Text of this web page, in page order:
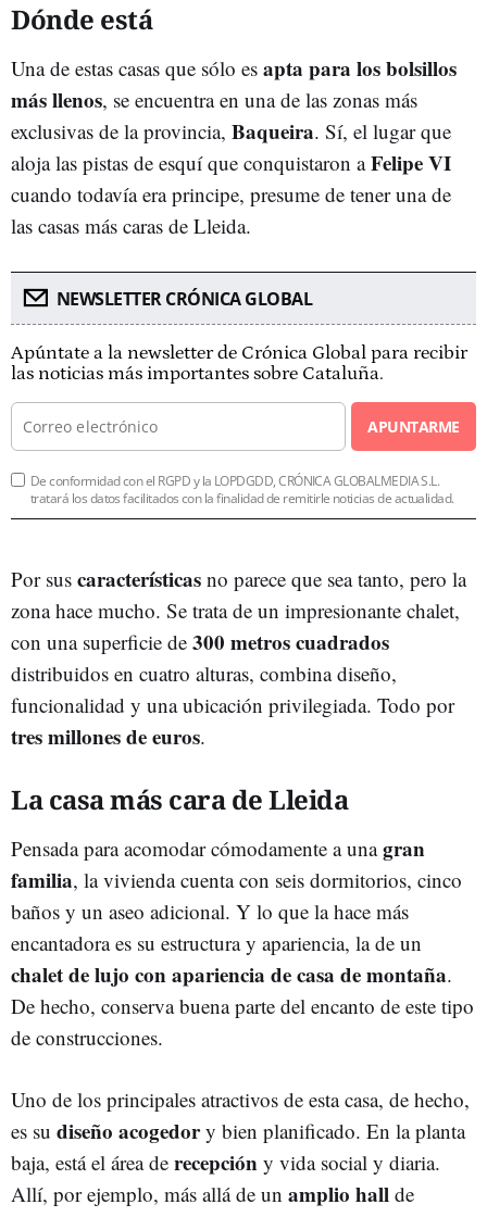
Dónde está
Una de estas casas que sólo es apta para los bolsillos
más llenos, se encuentra en una de las zonas más
exclusivas de la provincia, Baqueira. Sí, el lugar que
aloja las pistas de esquí que conquistaron aFelipe VI
cuando todavía era principe, presume de tener una de
las casas más caras de Lleida.
NEWSLETTER CRÓNICA GLOBAL
Apúntate a la newsletter de Crónica Global para recibir
las noticias más importantes sobre Cataluña.
APUNTARME
De conformidad con el RGPD y la LOPDGDD, CRÓNICA GLOBALMEDIA S.L.
tratará los datos facilitados con la finalidad de remitirle noticias de actualidad.
Por sus características no parece que sea tanto, pero la
zona hace mucho. Se trata de un impresionante chalet,
con una superficie de 300 metros cuadrados
distribuidos en cuatro alturas, combina diseño,
funcionalidad y una ubicación privilegiada. Todo por
tres millones de euros.
La casa más cara de Lleida
Pensada para acomodar cómodamente a unagran
familia, la vivienda cuenta con seis dormitorios, cinco
baños y un aseo adicional. Y lo que la hace más
encantadora es su estructura y apariencia, la de un
chalet de lujo con apariencia de casa de montaña.
De hecho, conserva buena parte del encanto de este tipo
de construcciones.
Uno de los principales atractivos de esta casa, de hecho,
es su diseño acogedory bien planificado. En la planta
baja, está el área de recepción y vida social y diaria.
Allí, por ejemplo, más allá de un amplio hall de